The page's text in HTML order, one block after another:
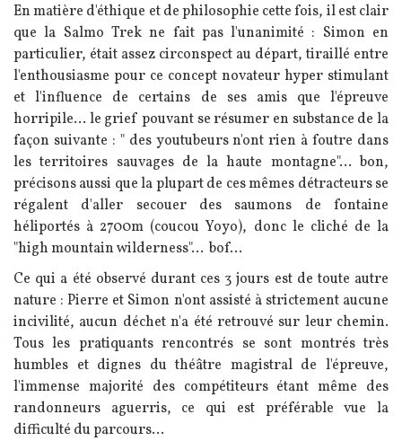
En matière d'éthique et de philosophie cette fois, il est clair
que la Salmo Trek ne fait pas l'unanimité : Simon en
particulier, était assez circonspect au départ, tiraillé entre
l'enthousiasme pour ce concept novateur hyper stimulant
et l'influence de certains de ses amis que l'épreuve
horripile... le grief pouvant se résumer en substance de la
façon suivante : " des youtubeurs n'ont rien à foutre dans
les territoires sauvages de la haute montagne"... bon,
précisons aussi que la plupart de ces mêmes détracteurs se
régalent d'aller secouer des saumons de fontaine
héliportés à 2700m (coucou Yoyo), donc le cliché de la
"high mountain wilderness"... bof...
Ce qui a été observé durant ces 3 jours est de toute autre
nature : Pierre et Simon n'ont assisté à strictement aucune
incivilité, aucun déchet n'a été retrouvé sur leur chemin.
Tous les pratiquants rencontrés se sont montrés très
humbles et dignes du théâtre magistral de l'épreuve,
l'immense majorité des compétiteurs étant même des
randonneurs aguerris, ce qui est préférable vue la
difficulté du parcours...